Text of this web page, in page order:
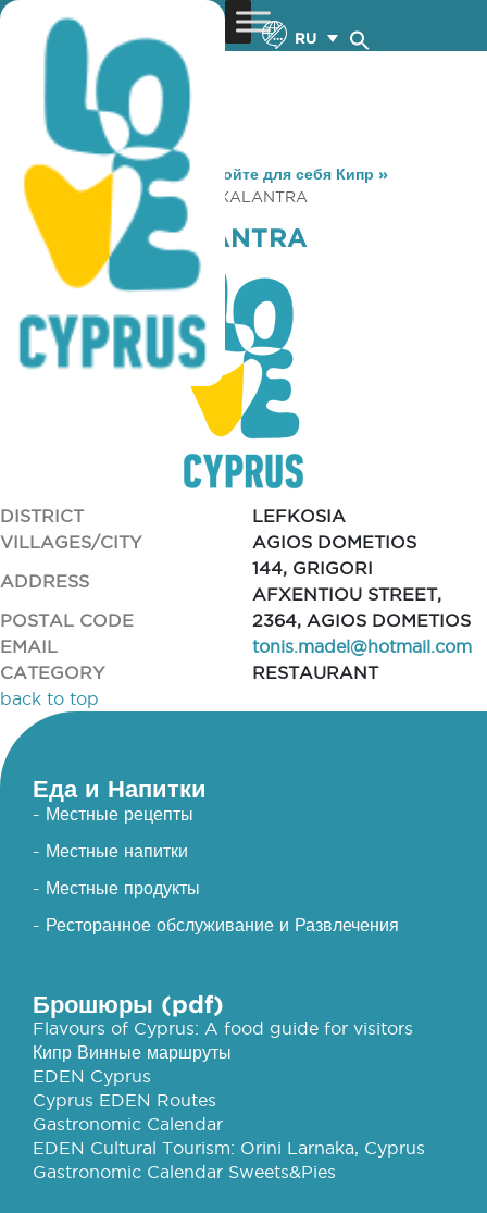
RU
You are here: Home »Откройте для себя Кипр »
Gastronomy
» KOUTOUKI XALANTRA
KOUTOUKI XALANTRA
DISTRICT
LEFKOSIA
VILLAGES/CITY
AGIOS DOMETIOS
ADDRESS
144, GRIGORI
AFXENTIOU STREET,
POSTAL CODE
2364, AGIOS DOMETIOS
EMAIL
tonis.madel@hotmail.com
CATEGORY
RESTAURANT
back to top
Еда и Напитки
- Местные рецепты
- Местные напитки
- Местные продукты
- Ресторанное обслуживание и Развлечения
Брошюры (pdf)
Flavours of Cyprus: A food guide for visitors
Кипр Винные маршруты
EDEN Cyprus
Cyprus EDEN Routes
Gastronomic Calendar
EDEN Cultural Tourism: Orini Larnaka, Cyprus
Gastronomic Calendar Sweets&Pies